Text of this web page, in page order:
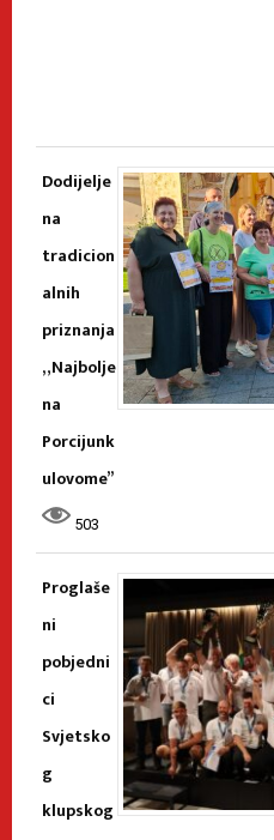
Dodijelje
na
tradicion
alnih
priznanja
„Najbolje
na
Porcijunk
ulovome”
503
Proglaše
ni
pobjedni
ci
Svjetsko
g
klupskog